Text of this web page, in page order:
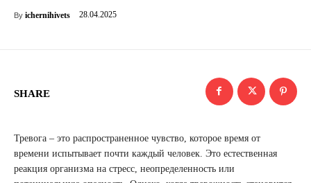
By ichernihivets 28.04.2025
SHARE
Тревога – это распространенное чувство, которое время от
времени испытывает почти каждый человек. Это естественная
реакция организма на стресс, неопределенность или